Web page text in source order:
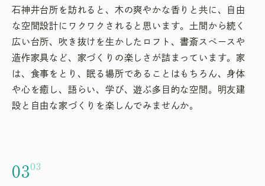
石神井台所を訪れると、木の爽やかな香りと共に、自由
な空間設計にワクワクされると思います。土間から続く
広い台所、吹き抜けを生かしたロフト、書斎スペースや
造作家具など、家づくりの楽しさが詰まっています。家
は、食事をとり、眠る場所であることはもちろん、身体
や心を癒し、語らい、学び、遊ぶ多目的な空間。明友建
設と自由な家づくりを楽しんでみませんか。
0303